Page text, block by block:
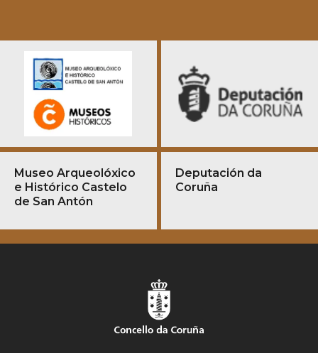
Museo Arqueolóxico
e Histórico Castelo
de San Antón
Deputación da
Coruña